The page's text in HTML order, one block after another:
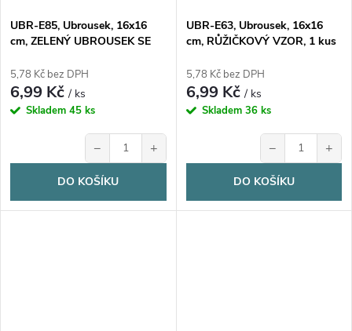
UBR-E85, Ubrousek, 16x16
cm, ZELENÝ UBROUSEK SE
5,78 Kč bez DPH
6,99 Kč/ ks
Skladem 45 ks
− +
DO KOŠÍKU
UBR-E63, Ubrousek, 16x16
cm, RŮŽIČKOVÝ VZOR, 1 kus
5,78 Kč bez DPH
6,99 Kč/ ks
Skladem 36 ks
− +
DO KOŠÍKU